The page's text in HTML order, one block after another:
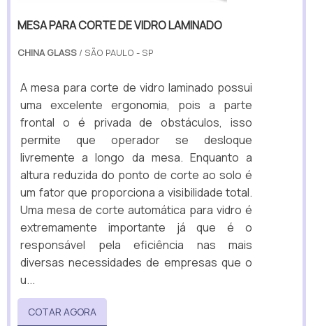
MESA PARA CORTE DE VIDRO LAMINADO
CHINA GLASS / SÃO PAULO - SP
A mesa para corte de vidro laminado possui
uma excelente ergonomia, pois a parte
frontal o é privada de obstáculos, isso
permite que operador se desloque
livremente a longo da mesa. Enquanto a
altura reduzida do ponto de corte ao solo é
um fator que proporciona a visibilidade total.
Uma mesa de corte automática para vidro é
extremamente importante já que é o
responsável pela eficiência nas mais
diversas necessidades de empresas que o
u...
COTAR AGORA